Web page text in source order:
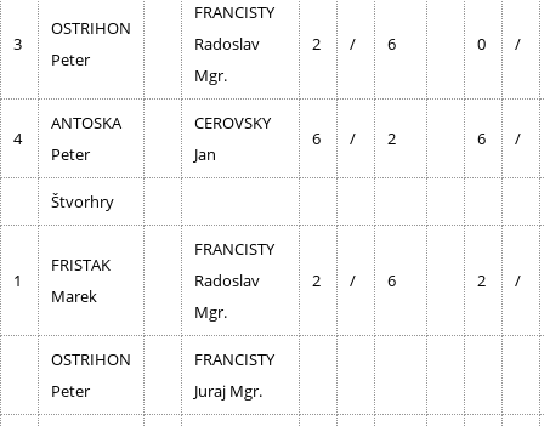
3
OSTRIHON
Peter
FRANCISTY
Radoslav
Mgr.
2 / 6 0 /
4
ANTOSKA
Peter
CEROVSKY
Jan
6 / 2 6 /
Štvorhry
1
FRISTAK
Marek
FRANCISTY
Radoslav
Mgr.
2 / 6 2 /
OSTRIHON
Peter
FRANCISTY
Juraj Mgr.